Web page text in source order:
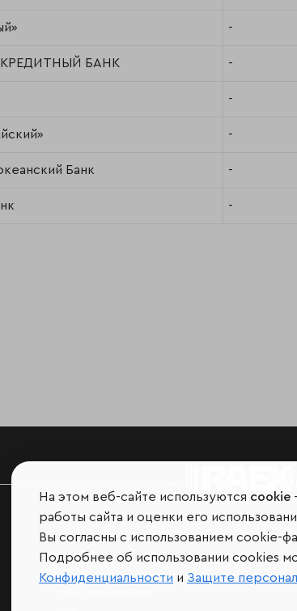
-
БАНК -
-
-
Банк -
-
Мы в социальных сетях и
На этом веб-сайте используются cookie
работы сайта и оценки его
Вы согласны с использованием cookie-
Подробнее об использовании cookies
Конфиденциальности и Защите